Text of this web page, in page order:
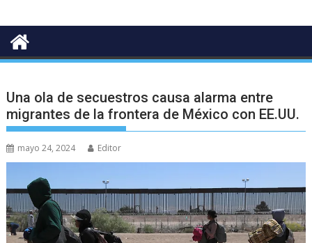
Una ola de secuestros causa alarma entre
migrantes de la frontera de México con EE.UU.
mayo 24, 2024 Editor